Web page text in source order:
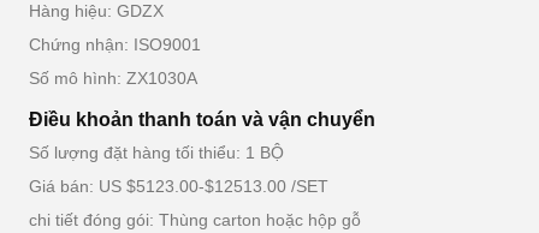
Hàng hiệu: GDZX
Chứng nhận: ISO9001
Số mô hình: ZX1030A
Điều khoản thanh toán và vận chuyển
Số lượng đặt hàng tối thiểu: 1 BỘ
Giá bán: US $5123.00-$12513.00 /SET
chi tiết đóng gói: Thùng carton hoặc hộp gỗ